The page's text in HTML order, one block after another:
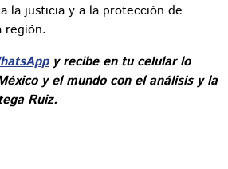
la justicia y a la protección de
región.
y recibe en tu celular lo
y el mundo con el análisis y la
Ruiz.